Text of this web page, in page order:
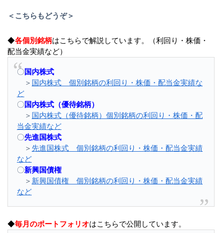
＜こちらもどうぞ＞
◆各個別銘柄はこちらで解説しています。（利回り・株価・
配当金実績など）
〇国内株式
＞ 国内株式 個別銘柄の利回り・株価・配当金実績な
ど
〇国内株式（優待銘柄）
＞ 国内株式（優待銘柄）個別銘柄の利回り・株価・配
当金実績など
〇先進国株式
＞ 先進国株式 個別銘柄の利回り・株価・配当金実績
など
〇新興国債権
＞ 新興国債権 個別銘柄の利回り・株価・配当金実績
など
◆毎月のポートフォリオはこちらで公開しています。